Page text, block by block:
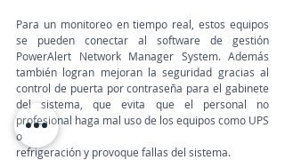
Para un monitoreo en tiempo real, estos equipos
se pueden conectar al software de gestión
PowerAlert Network Manager System. Además
también logran mejoran la seguridad gracias al
control de puerta por contraseña para el gabinete
del sistema, que evita que el personal no
profesional haga mal uso de los equipos como UPS
o
refrigeración y provoque fallas del sistema.